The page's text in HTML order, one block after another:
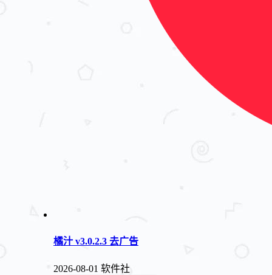
橘汁 v3.0.2.3 去广告
2026-08-01 软件社